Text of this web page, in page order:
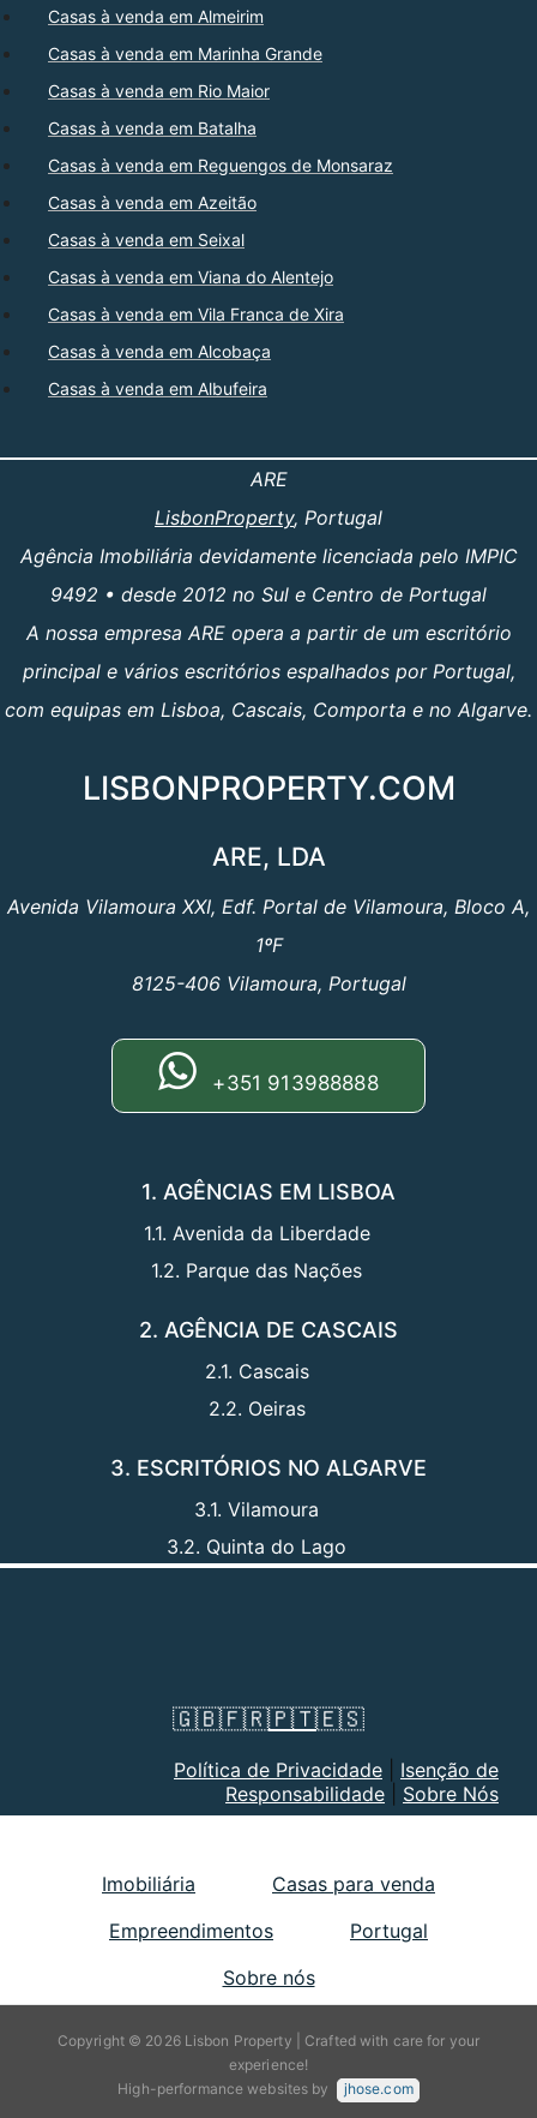
Casas à venda em Almeirim
Casas à venda em Marinha Grande
Casas à venda em Rio Maior
Casas à venda em Batalha
Casas à venda em Reguengos de Monsaraz
Casas à venda em Azeitão
Casas à venda em Seixal
Casas à venda em Viana do Alentejo
Casas à venda em Vila Franca de Xira
Casas à venda em Alcobaça
Casas à venda em Albufeira
ARE
LisbonProperty, Portugal
Agência Imobiliária devidamente licenciada pelo IMPIC
9492 • desde 2012 no Sul e Centro de Portugal
A nossa empresa ARE opera a partir de um escritório
principal e vários escritórios espalhados por Portugal,
com equipas em Lisboa, Cascais, Comporta e no Algarve.
LISBONPROPERTY.COM
ARE, LDA
Avenida Vilamoura XXI, Edf. Portal de Vilamoura, Bloco A,
1ºF
8125-406 Vilamoura, Portugal
+351 913988888
1. AGÊNCIAS EM LISBOA
1.1. Avenida da Liberdade
1.2. Parque das Nações
2. AGÊNCIA DE CASCAIS
2.1. Cascais
2.2. Oeiras
3. ESCRITÓRIOS NO ALGARVE
3.1. Vilamoura
3.2. Quinta do Lago
🇬🇧🇫🇷🇵🇹🇪🇸
Política de Privacidade
Isenção de
Responsabilidade
Sobre Nós
Imobiliária
Casas para venda
Empreendimentos
Portugal
Sobre nós
Copyright © 2026 Lisbon Property | Crafted with care for your
experience!
High-performance websites by
jhose.com